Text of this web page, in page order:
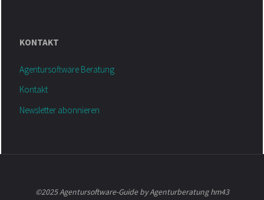
KONTAKT
Agentursoftware Beratung
Kontakt
Newsletter abonnieren
©2025 Agentursoftware-Guide by Agenturberatung hm43